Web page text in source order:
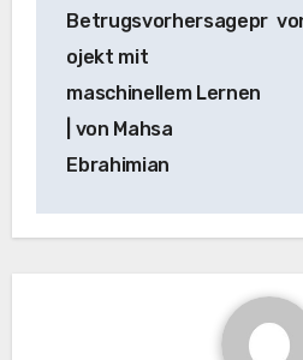
Betrugsvorhersagepr
ojekt mit
maschinellem Lernen
| von Mahsa
Ebrahimian